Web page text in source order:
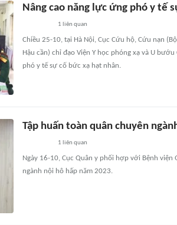
Nâng cao năng lực ứng phó y tế
1 liên quan
Chiều 25-10, tại Hà Nội, Cục Cứu hộ, Cứu nạn
Hậu cần) chỉ đạo Viện Y học phóng xạ và U
phó y tế sự cố bức xạ hạt nhân.
Tập huấn toàn quân chuyên
1 liên quan
Ngày 16-10, Cục Quân y phối hợp với Bệnh
ngành nội hô hấp năm 2023.